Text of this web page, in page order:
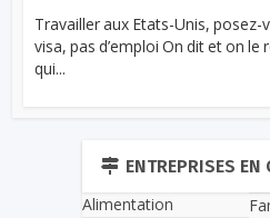
Travailler aux Etats-Unis, posez-
visa, pas d’emploi On dit et on
qui...
ENTREPRISES EN
Alimentation